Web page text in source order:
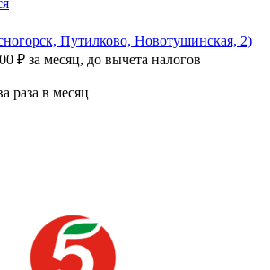
Путилково, Новотушинская, 2)
₽ за месяц, до вычета налогов
раза в месяц